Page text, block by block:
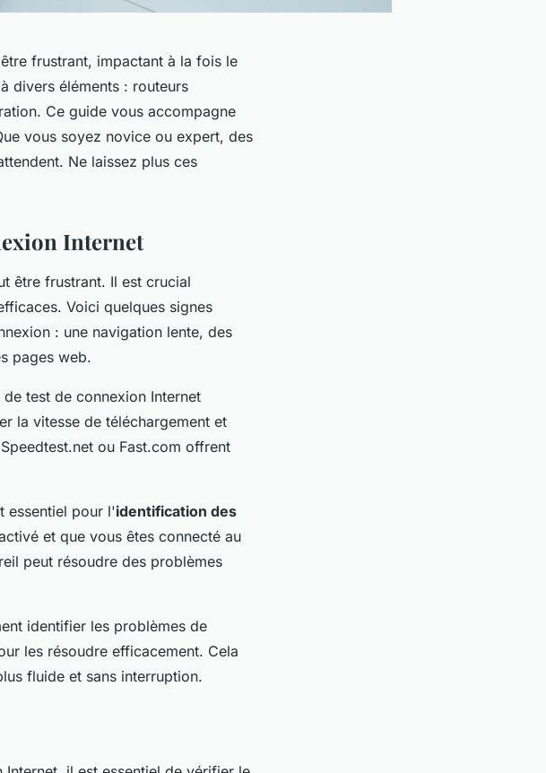
frustrant, impactant à la fois le
divers éléments : routeurs
Ce guide vous accompagne
vous soyez novice ou expert, des
Ne laissez plus ces
Internet
être frustrant. Il est crucial
Voici quelques signes
: une navigation lente, des
pages web.
test de connexion Internet
la vitesse de téléchargement et
ou Fast.com offrent
essentiel pour l'identification des
et que vous êtes connecté au
peut résoudre des problèmes
identifier les problèmes de
les résoudre efficacement. Cela
fluide et sans interruption.